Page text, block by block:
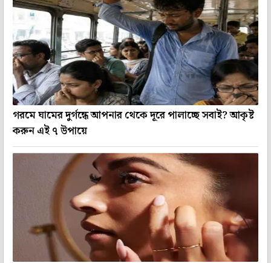
গরমে ঘামের দুর্গন্ধে আপনার থেকে দূরে পালাচ্ছে সবাই? আকৃষ্ট
করুন এই ৭ উপায়ে